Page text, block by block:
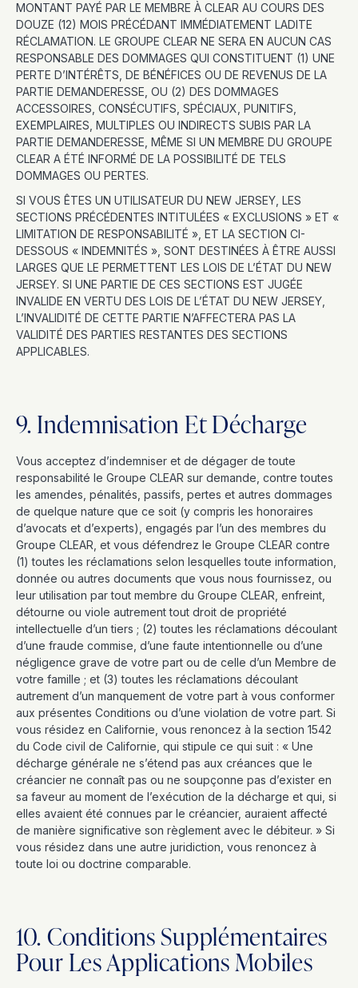
MONTANT PAYÉ PAR LE MEMBRE À CLEAR AU COURS DES
DOUZE (12) MOIS PRÉCÉDANT IMMÉDIATEMENT LADITE
RÉCLAMATION. LE GROUPE CLEAR NE SERA EN AUCUN CAS
RESPONSABLE DES DOMMAGES QUI CONSTITUENT (1) UNE
PERTE D’INTÉRÊTS, DE BÉNÉFICES OU DE REVENUS DE LA
PARTIE DEMANDERESSE, OU (2) DES DOMMAGES
ACCESSOIRES, CONSÉCUTIFS, SPÉCIAUX, PUNITIFS,
EXEMPLAIRES, MULTIPLES OU INDIRECTS SUBIS PAR LA
PARTIE DEMANDERESSE, MÊME SI UN MEMBRE DU GROUPE
CLEAR A ÉTÉ INFORMÉ DE LA POSSIBILITÉ DE TELS
DOMMAGES OU PERTES.
SI VOUS ÊTES UN UTILISATEUR DU NEW JERSEY, LES
SECTIONS PRÉCÉDENTES INTITULÉES « EXCLUSIONS » ET «
LIMITATION DE RESPONSABILITÉ », ET LA SECTION CI-
DESSOUS « INDEMNITÉS », SONT DESTINÉES À ÊTRE AUSSI
LARGES QUE LE PERMETTENT LES LOIS DE L’ÉTAT DU NEW
JERSEY. SI UNE PARTIE DE CES SECTIONS EST JUGÉE
INVALIDE EN VERTU DES LOIS DE L’ÉTAT DU NEW JERSEY,
L’INVALIDITÉ DE CETTE PARTIE N’AFFECTERA PAS LA
VALIDITÉ DES PARTIES RESTANTES DES SECTIONS
APPLICABLES.
9. Indemnisation Et Décharge
Vous acceptez d’indemniser et de dégager de toute
responsabilité le Groupe CLEAR sur demande, contre toutes
les amendes, pénalités, passifs, pertes et autres dommages
de quelque nature que ce soit (y compris les honoraires
d’avocats et d’experts), engagés par l’un des membres du
Groupe CLEAR, et vous défendrez le Groupe CLEAR contre
(1) toutes les réclamations selon lesquelles toute information,
donnée ou autres documents que vous nous fournissez, ou
leur utilisation par tout membre du Groupe CLEAR, enfreint,
détourne ou viole autrement tout droit de propriété
intellectuelle d’un tiers ; (2) toutes les réclamations découlant
d’une fraude commise, d’une faute intentionnelle ou d’une
négligence grave de votre part ou de celle d’un Membre de
votre famille ; et (3) toutes les réclamations découlant
autrement d’un manquement de votre part à vous conformer
aux présentes Conditions ou d’une violation de votre part. Si
vous résidez en Californie, vous renoncez à la section 1542
du Code civil de Californie, qui stipule ce qui suit : « Une
décharge générale ne s’étend pas aux créances que le
créancier ne connaît pas ou ne soupçonne pas d’exister en
sa faveur au moment de l’exécution de la décharge et qui, si
elles avaient été connues par le créancier, auraient affecté
de manière significative son règlement avec le débiteur. » Si
vous résidez dans une autre juridiction, vous renoncez à
toute loi ou doctrine comparable.
10. Conditions Supplémentaires
Pour Les Applications Mobiles